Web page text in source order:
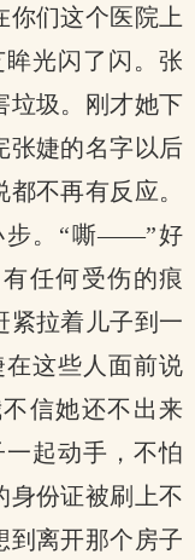
你们这个医院上
光闪了闪。张
垃圾。刚才她下
张婕的名字以后
不再有反应。
步。“嘶——”好
任何受伤的痕
紧拉着儿子到一
这些人面前说
信她还不出来
起动手，不怕
身份证被刷上不
到离开那个房子